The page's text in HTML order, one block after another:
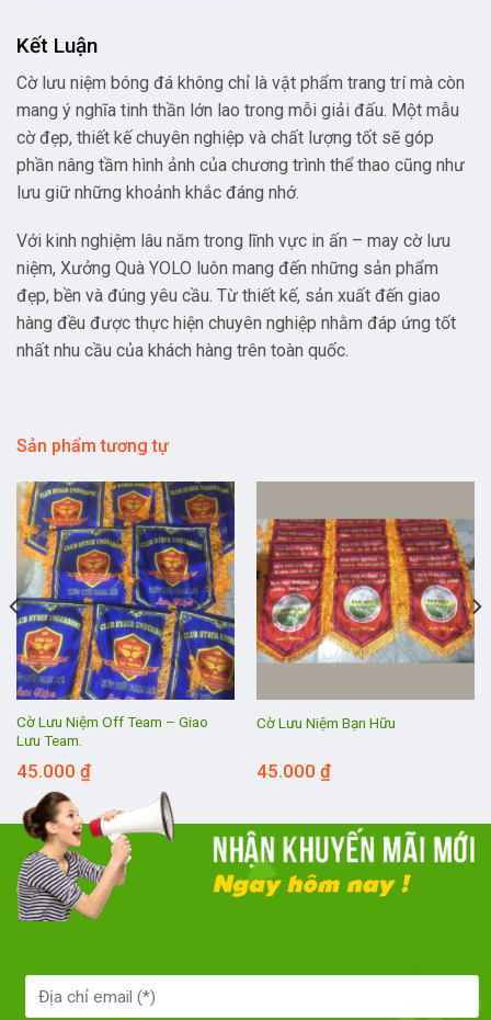
Kết Luận
Cờ lưu niệm bóng đá không chỉ là vật phẩm trang trí mà còn
mang ý nghĩa tinh thần lớn lao trong mỗi giải đấu. Một mẫu
cờ đẹp, thiết kế chuyên nghiệp và chất lượng tốt sẽ góp
phần nâng tầm hình ảnh của chương trình thể thao cũng như
lưu giữ những khoảnh khắc đáng nhớ.
Với kinh nghiệm lâu năm trong lĩnh vực in ấn – may cờ lưu
niệm, Xưởng Quà YOLO luôn mang đến những sản phẩm
đẹp, bền và đúng yêu cầu. Từ thiết kế, sản xuất đến giao
hàng đều được thực hiện chuyên nghiệp nhằm đáp ứng tốt
nhất nhu cầu của khách hàng trên toàn quốc.
Sản phẩm tương tự
Cờ Lưu Niệm Off Team – Giao
Lưu Team.
45.000 ₫
Cờ Lưu Niệm Bạn Hữu
45.000 ₫